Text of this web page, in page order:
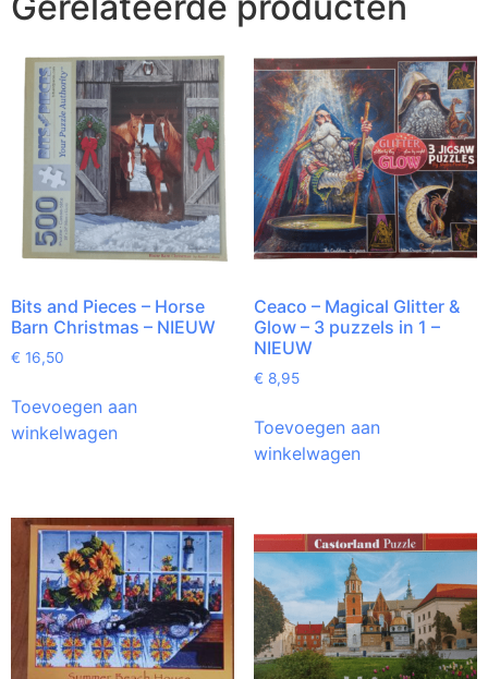
Bits and Pieces – Horse
Barn Christmas – NIEUW
€ 16,50
Toevoegen aan
winkelwagen
Ceaco – Magical Glitter &
Glow – 3 puzzels in 1 –
NIEUW
€ 8,95
Toevoegen aan
winkelwagen